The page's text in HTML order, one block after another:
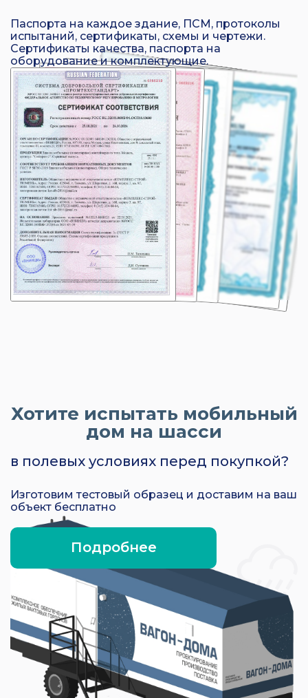
Паспорта на каждое здание, ПСМ, протоколы
испытаний, сертификаты, схемы и чертежи.
Сертификаты качества, паспорта на
оборудование и комплектующие.
Хотите испытать мобильный
дом на шасси
в полевых условиях перед покупкой?
Изготовим тестовый образец и доставим на ваш
объект бесплатно
Подробнее